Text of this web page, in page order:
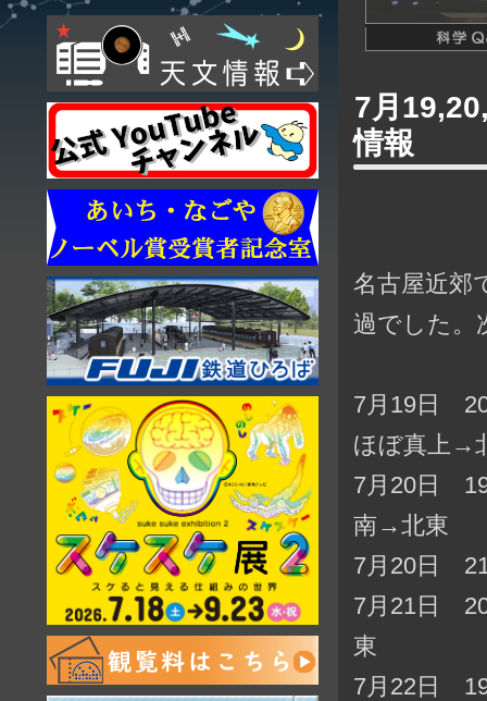
7月
情報
名古屋近郊
過でした。
7月19日
ほぼ真上→
7月20日
南→北東
7月20日
7月21日
東
7月22日